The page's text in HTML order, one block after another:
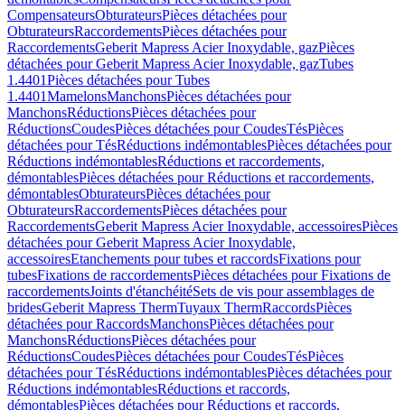
CompensateursObturateursPièces détachées pour
ObturateursRaccordementsPièces détachées pour
RaccordementsGeberit Mapress Acier Inoxydable, gazPièces
détachées pour Geberit Mapress Acier Inoxydable, gazTubes
1.4401Pièces détachées pour Tubes
1.4401MamelonsManchonsPièces détachées pour
ManchonsRéductionsPièces détachées pour
RéductionsCoudesPièces détachées pour CoudesTésPièces
détachées pour TésRéductions indémontablesPièces détachées pour
Réductions indémontablesRéductions et raccordements,
démontablesPièces détachées pour Réductions et raccordements,
démontablesObturateursPièces détachées pour
ObturateursRaccordementsPièces détachées pour
RaccordementsGeberit Mapress Acier Inoxydable, accessoiresPièces
détachées pour Geberit Mapress Acier Inoxydable,
accessoiresEtanchements pour tubes et raccordsFixations pour
tubesFixations de raccordementsPièces détachées pour Fixations de
raccordementsJoints d'étanchéitéSets de vis pour assemblages de
bridesGeberit Mapress ThermTuyaux ThermRaccordsPièces
détachées pour RaccordsManchonsPièces détachées pour
ManchonsRéductionsPièces détachées pour
RéductionsCoudesPièces détachées pour CoudesTésPièces
détachées pour TésRéductions indémontablesPièces détachées pour
Réductions indémontablesRéductions et raccords,
démontablesPièces détachées pour Réductions et raccords,